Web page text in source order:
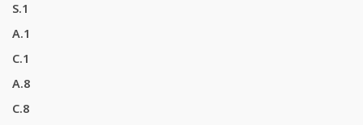
S.1
A.1
C.1
A.8
C.8